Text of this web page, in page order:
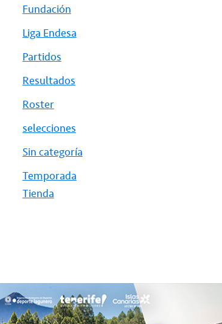
Fundación
Liga Endesa
Partidos
Resultados
Roster
selecciones
Sin categoría
Temporada
Tienda